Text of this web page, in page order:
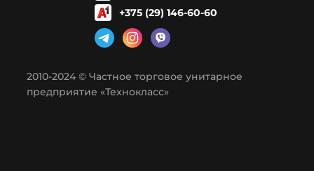
+375 (29) 146-60-60
2010-2024 © Частное торговое унитарное
предприятие «Технокласс»